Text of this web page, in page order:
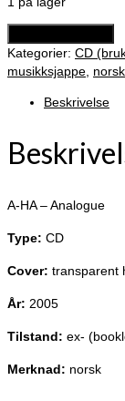
HA
-
antall
Kategorier: CD
musikksjappe
Beskrivelse
A-HA – Analogue
Type: CD
Cover: transparent
År: 2005
Tilstand: ex-
Merknad: norsk